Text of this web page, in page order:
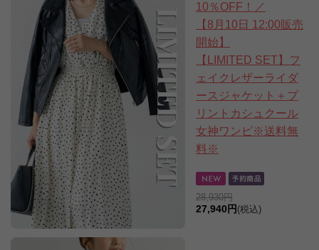
10％OFF！／
【8月10日 12:00販売
開始】
【LIMITED SET】フ
ェイクレザーライダ
ースジャケット＋プ
リントカシュクール
女神ワンピ※送料無
料※
28,930円
27,940円 (税込)